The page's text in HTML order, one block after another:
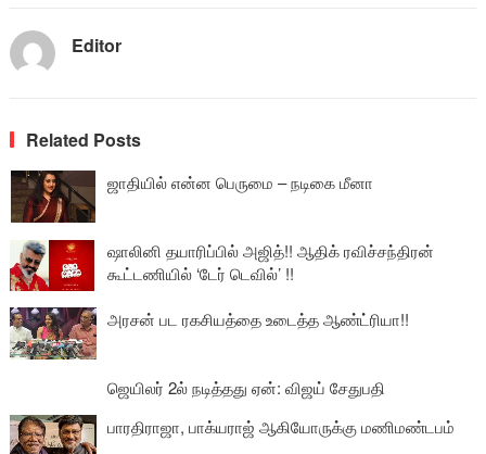
Editor
Related Posts
ஜாதியில் என்ன பெருமை – நடிகை மீனா
ஷாலினி தயாரிப்பில் அஜித்!! ஆதிக் ரவிச்சந்திரன்
கூட்டணியில் ‘டேர் டெவில்’ !!
அரசன் பட ரகசியத்தை உடைத்த ஆண்ட்ரியா!!
ஜெயிலர் 2ல் நடித்தது ஏன்: விஜய் சேதுபதி
பாரதிராஜா, பாக்யராஜ் ஆகியோருக்கு மணிமண்டபம்